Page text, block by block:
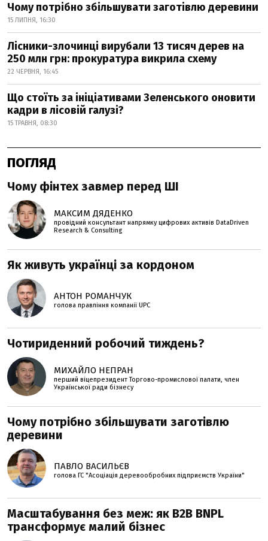
Чому потрібно збільшувати заготівлю деревини
15 ЛИПНЯ, 16:30
Лісники-злочинці вирубали 13 тисяч дерев на
250 млн грн: прокуратура викрила схему
22 ЧЕРВНЯ, 16:45
Що стоїть за ініціативами Зеленського оновити
кадри в лісовій галузі?
15 ТРАВНЯ, 08:30
ПОГЛЯД
Чому фінтех завмер перед ШІ
МАКСИМ ДЯДЕНКО
провідний консультант напрямку цифрових активів DataDriven
Research & Consulting
Як живуть українці за кордоном
АНТОН РОМАНЧУК
голова правління компанії UPC
Чотириденний робочий тиждень?
МИХАЙЛО НЕПРАН
перший віцепрезидент Торгово-промислової палати, член
Української ради бізнесу
Чому потрібно збільшувати заготівлю
деревини
ПАВЛО ВАСИЛЬЄВ
голова ГС "Асоціація деревообробних підприємств України"
Масштабування без меж: як B2B BNPL
трансформує малий бізнес